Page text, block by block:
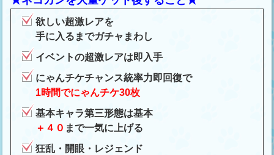
欲しい超激レアを
手に入るまでガチャまわし
イベントの超激レアは即入手
にゃんチケチャンス統率力即回復で
1時間でにゃんチケ30枚
基本キャラ第三形態は基本
＋４０ まで一気に上げる
狂乱・開眼・レジェンド